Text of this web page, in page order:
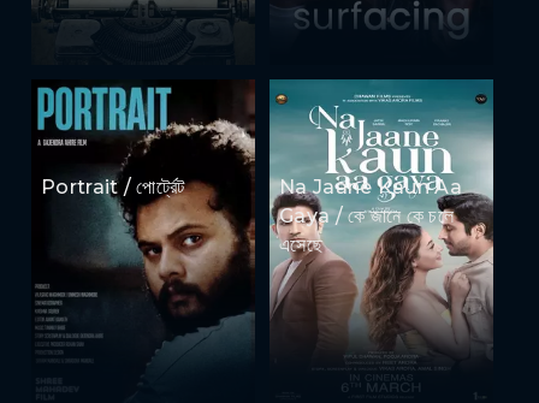
Portrait / পোর্ট্রেট
Na Jaane Kaun Aa
Gaya / কে জানে কে চলে
এসেছে